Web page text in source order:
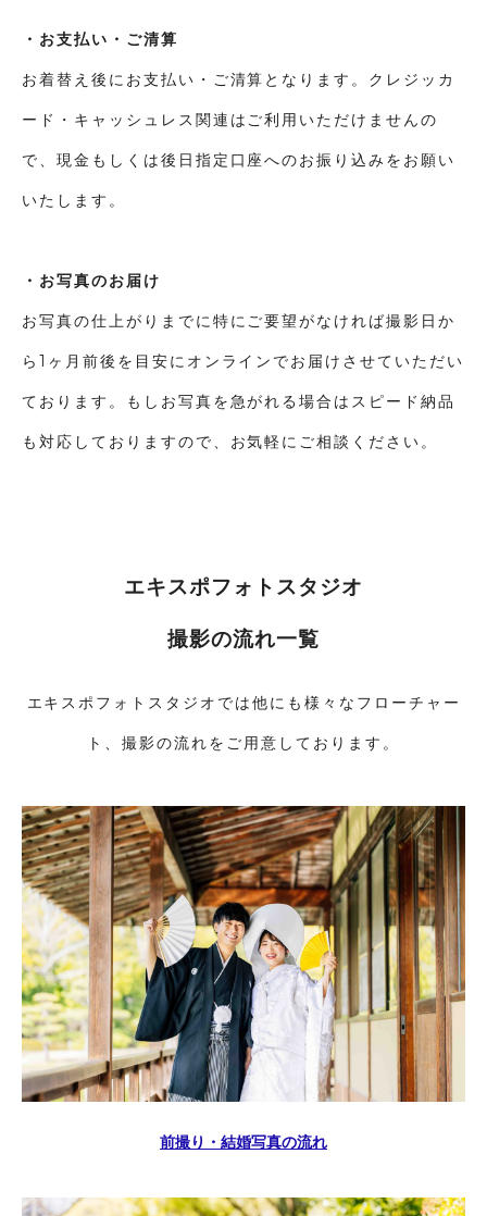
・お支払い・ご清算
お着替え後にお支払い・ご清算となります。クレジッカ
ード・キャッシュレス関連はご利用いただけませんの
で、現金もしくは後日指定口座へのお振り込みをお願い
いたします。
・お写真のお届け
お写真の仕上がりまでに特にご要望がなければ撮影日か
ら1ヶ月前後を目安にオンラインでお届けさせていただい
ております。もしお写真を急がれる場合はスピード納品
も対応しておりますので、お気軽にご相談ください。
エキスポフォトスタジオ
撮影の流れ一覧
エキスポフォトスタジオでは他にも様々なフローチャー
ト、撮影の流れをご用意しております。
前撮り・結婚写真の流れ